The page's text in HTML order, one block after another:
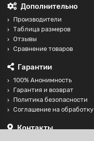
Дополнительно
Производители
Таблица размеров
Отзывы
Сравнение товаров
Гарантии
100% Анонимность
Гарантия и возврат
Политика безопасности
Соглашение на
Контакты